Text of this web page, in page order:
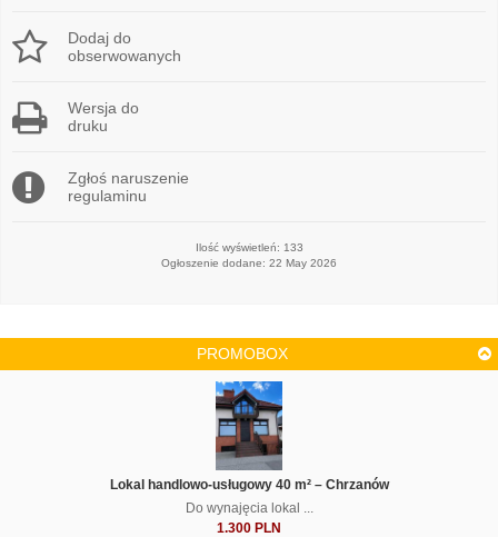
Dodaj do
obserwowanych
Wersja do
druku
Zgłoś naruszenie
regulaminu
Ilość wyświetleń: 133
Ogłoszenie dodane: 22 May 2026
PROMOBOX
Lokal handlowo-usługowy 40 m² – Chrzanów
Do wynajęcia lokal ...
1.300 PLN